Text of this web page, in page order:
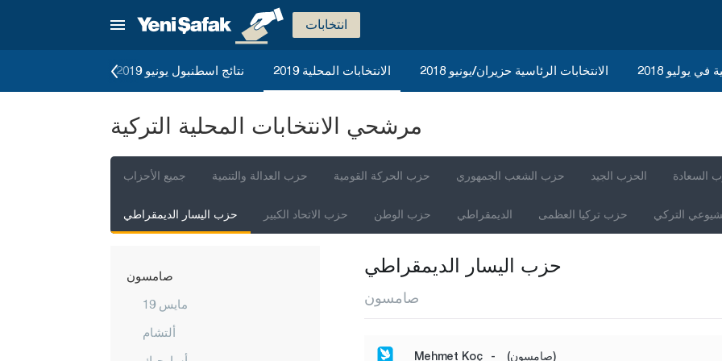
انتخابات
نتائج اسطنبول يونيو 2019 الانتخابات المحلية 2019 الانتخابات الرئاسية حزيران/يونيو 2018 يوليو 2018
مرشحي الانتخابات المحلية التركية
جميع الأحزاب حزب العدالة والتنمية حزب الحركة القومية حزب الشعب الجمهوري الحزب الجيد السعادة
حزب اليسار الديمقراطي حزب الاتحاد الكبير حزب الوطن الديمقراطي حزب تركيا العظمى التركي
مرسين
موغلا
موش
نيغدا
ريزا
صامسون
19 مايس
ألتشام
حزب اليسار الديمقراطي
صامسون
Mehmet Koç - (صامسون)